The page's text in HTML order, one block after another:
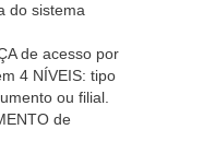
do sistema
de acesso por
4 NÍVEIS: tipo
ou filial.
de